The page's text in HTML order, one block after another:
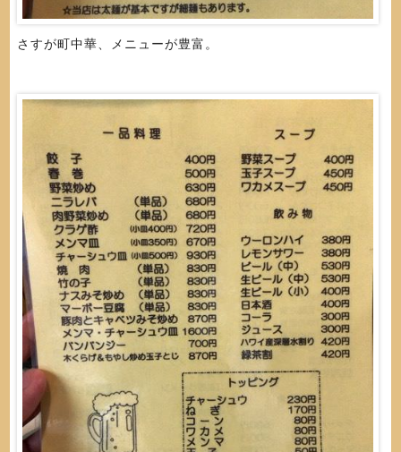
さすが町中華、メニューが豊富。